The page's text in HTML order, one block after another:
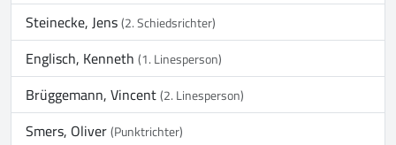
Steinecke, Jens(2. Schiedsrichter)
Englisch, Kenneth(1. Linesperson)
Brüggemann, Vincent(2. Linesperson)
Smers, Oliver(Punktrichter)